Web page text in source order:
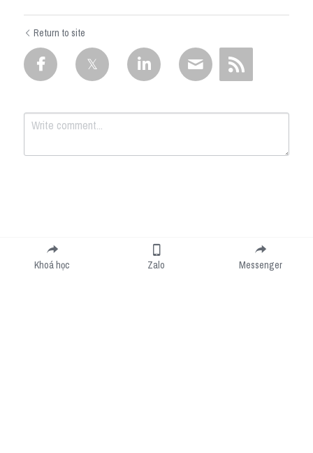
Return to site
Submit
Khoá học Zalo Messenger